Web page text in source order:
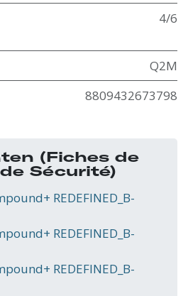
4/6
Q2M
8809432673798
(Fiches de
Sécurité)
REDEFINED_B-
REDEFINED_B-
REDEFINED_B-